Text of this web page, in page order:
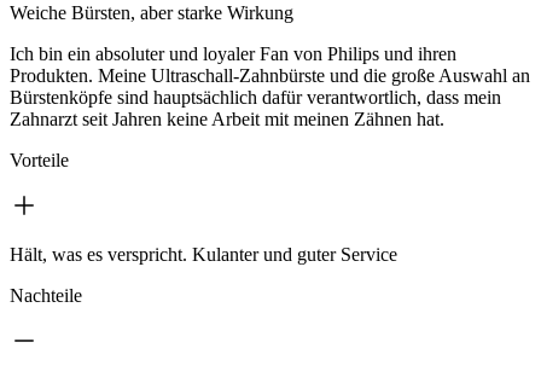
Weiche Bürsten, aber starke Wirkung
Ich bin ein absoluter und loyaler Fan von Philips und ihren
Produkten. Meine Ultraschall-Zahnbürste und die große Auswahl an
Bürstenköpfe sind hauptsächlich dafür verantwortlich, dass mein
Zahnarzt seit Jahren keine Arbeit mit meinen Zähnen hat.
Vorteile
Hält, was es verspricht. Kulanter und guter Service
Nachteile